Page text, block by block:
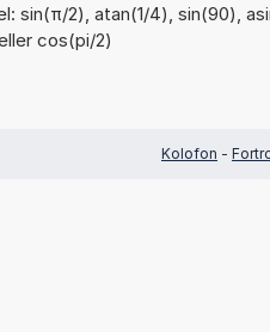
sin(π/2), atan(1/4), sin(90),
cos(pi/2)
Kolofon -